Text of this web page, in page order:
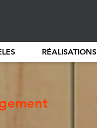
RÉALISATIONS